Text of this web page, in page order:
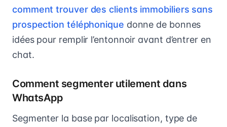
comment trouver des clients immobiliers sans
prospection téléphonique donne de bonnes
idées pour remplir l’entonnoir avant d’entrer en
chat.
Comment segmenter utilement dans
WhatsApp
Segmenter la base par localisation, type de